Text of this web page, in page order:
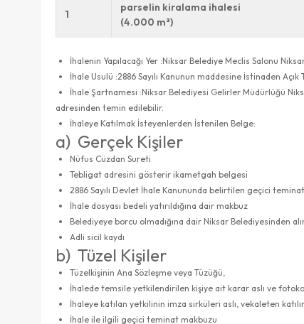
1
parselin kiralama ihalesi
(4.000 m²)
İhalenin Yapılacağı Yer :Niksar Belediye Meclis Salonu
İhale Usulü :2886 Sayılı Kanunun maddesine İstinaden
İhale Şartnamesi :Niksar Belediyesi Gelirler Müdürlüğü
adresinden temin edilebilir.
İhaleye Katılmak İsteyenlerden İstenilen Belge:
a) Gerçek Kişiler
Nüfus Cüzdan Sureti
Tebligat adresini gösterir ikametgah belgesi
2886 Sayılı Devlet İhale Kanununda belirtilen geçici
İhale dosyası bedeli yatırıldığına dair makbuz
Belediyeye borcu olmadığına dair Niksar Belediyesinden
Adli sicil kaydı
b) Tüzel Kişiler
Tüzelkişinin Ana Sözleşme veya Tüzüğü,
İhalede temsile yetkilendirilen kişiye ait karar aslı ve
İhaleye katılan yetkilinin imza sirküleri aslı, vekaleten
İhale ile ilgili geçici teminat makbuzu